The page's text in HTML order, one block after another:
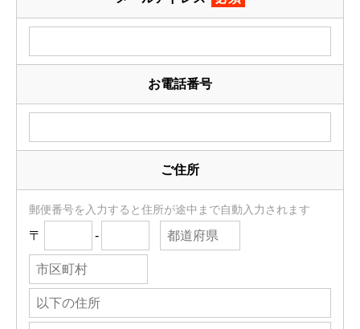
お電話番号
ご住所
郵便番号を入力すると住所が途中まで自動入力されます
〒 -